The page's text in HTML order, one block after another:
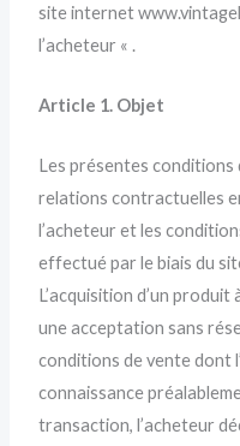
site internet
l’acheteur « .
Article 1. Objet
Les présentes conditions
relations contractuelles
l’acheteur et les
effectué par le biais du
L’acquisition d’un
une acceptation sans
conditions de vente dont
connaissance
transaction, l’acheteur